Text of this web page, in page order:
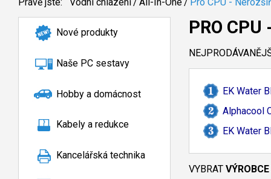
Nové produkty
Naše PC sestavy
Hobby a domácnost
Kabely a redukce
Kancelářská technika
PRO CPU
EK Water
Alphacool
EK Water
VYBRAT VÝROBCE